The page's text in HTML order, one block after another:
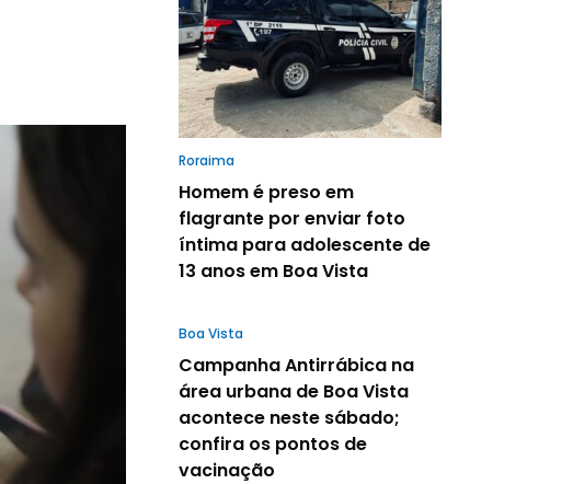
Roraima
Homem é preso em
flagrante por enviar foto
íntima para adolescente de
13 anos em Boa Vista
Boa Vista
Campanha Antirrábica na
área urbana de Boa Vista
acontece neste sábado;
confira os pontos de
vacinação